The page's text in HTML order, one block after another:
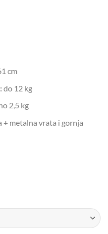
cm
do 12 kg
2,5 kg
metalna vrata i gornja